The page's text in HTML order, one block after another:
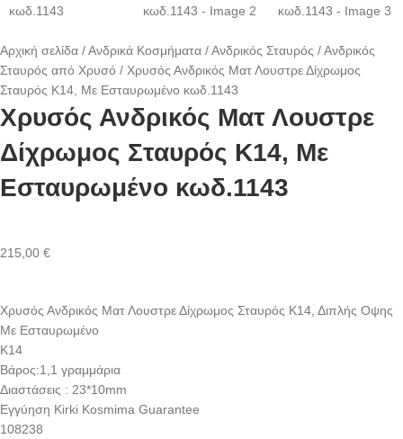
Αρχική σελίδα Ανδρικά Κοσμήματα Ανδρικός Σταυρός
Ανδρικός
Σταυρός από Χρυσό
Xρυσός Ανδρικός Ματ Λουστρε Δίχρωμος
Σταυρός Κ14, Με Εσταυρωμένο κωδ.1143
Xρυσός Ανδρικός Ματ Λουστρε
Δίχρωμος Σταυρός Κ14, Με
Εσταυρωμένο κωδ.1143
215,00 €
Xρυσός Ανδρικός Ματ Λουστρε Δίχρωμος Σταυρός Κ14, Διπλής Οψης
Με Εσταυρωμένο
K14
Βάρος:1,1 γραμμάρια
Διαστάσεις : 23*10mm
Εγγύηση Kirki Kosmima Guarantee
108238